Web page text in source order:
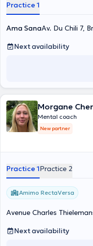
Practice 1
Ama SanaAv. Du Chili 7,
Next availability
Morgane
Mental coach
New partner
Practice 1Practice 2
Amimo RectaVersa
Avenue Charles
Next availability